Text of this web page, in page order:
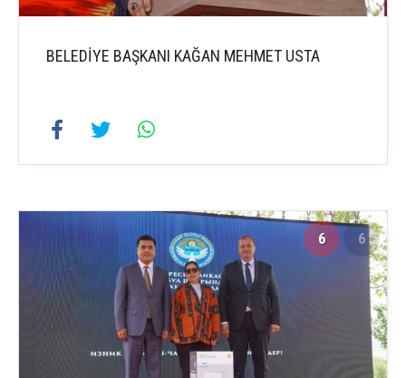
BELEDİYE BAŞKANI KAĞAN MEHMET USTA
6 6